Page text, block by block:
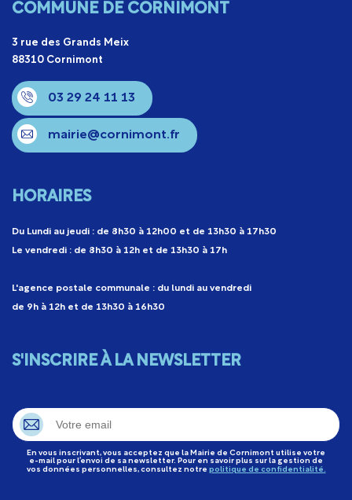
COMMUNE DE CORNIMONT
3 rue des Grands Meix
88310 Cornimont
03 29 24 11 13
mairie@cornimont.fr
HORAIRES
Du Lundi au jeudi : de 8h30 à 12h00 et de 13h30 à 17h30
Le vendredi : de 8h30 à 12h et de 13h30 à 17h
L'agence postale communale : du lundi au vendredi
de 9h à 12h et de 13h30 à 16h30
S'INSCRIRE À LA NEWSLETTER
En vous inscrivant, vous acceptez que la Mairie de Cornimont utilise votre
e-mail pour l’envoi de sa newsletter. Pour en savoir plus sur la gestion de
vos données personnelles, consultez notre politique de confidentialité.